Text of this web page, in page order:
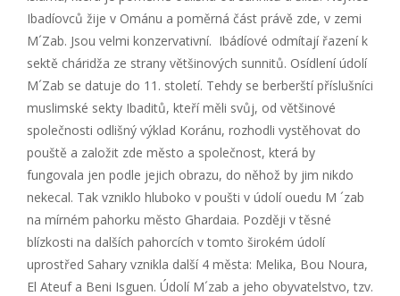
Ibadíovců žije v Ománu a poměrná část právě zde, v zemi
M´Zab. Jsou velmi konzervativní. Ibádíové odmítají řazení k
sektě cháridža ze strany většinových sunnitů. Osídlení údolí
M´Zab se datuje do 11. století. Tehdy se berberští příslušníci
muslimské sekty Ibaditů, kteří měli svůj, od většinové
společnosti odlišný výklad Koránu, rozhodli vystěhovat do
pouště a založit zde město a společnost, která by
fungovala jen podle jejich obrazu, do něhož by jim nikdo
nekecal. Tak vzniklo hluboko v poušti v údolí ouedu M ´zab
na mírném pahorku město Ghardaia. Později v těsné
blízkosti na dalších pahorcích v tomto širokém údolí
uprostřed Sahary vznikla další 4 města: Melika, Bou Noura,
El Ateuf a Beni Isguen. Údolí M´zab a jeho obyvatelstvo, tzv.